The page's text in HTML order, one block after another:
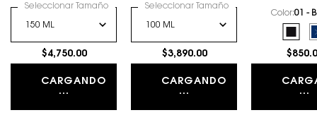
Seleccionar Tamaño
$4,750.00
CARGANDO
...
hombre que eres con
Seleccionar Tamaño
$3,890.00
CARGANDO
...
Color:01 -
01 -
...